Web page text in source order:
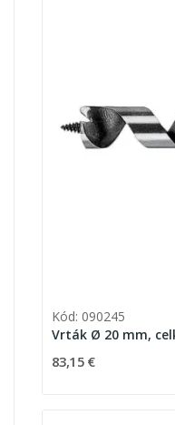
Kód: 090245
Vrták Ø 20 mm,
83,15 €